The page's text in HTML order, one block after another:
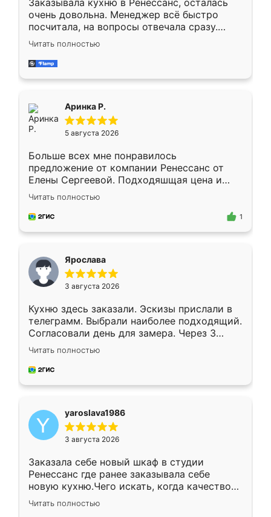
Заказывала кухню в Ренессанс, осталась
очень довольна. Менеджер всё быстро
посчитала, на вопросы отвечала сразу.
Замерщик приехал в субботу, подошёл к
делу со всей ответственностью. Собрали
за день, ребята работали аккуратно, даже
Читать полностью
Аринка Р.
5 августа 2026
Больше всех мне понравилось
предложение от компании Ренессанс от
Елены Сергеевой. Подходяшщая цена и
короткие сроки изготовления. Приехавший
для замера сотрудник Владислав
предложил по моему эскизу самый
Читать полностью
1
Ярослава
3 августа 2026
Кухню здесь заказали. Эскизы прислали в
телеграмм. Выбрали наиболее подходящий.
Согласовали день для замера. Через 3
недели кухня была уже готова. Остались
довольны работой. Спасибо Ренессанс
мебель за качественную работу!
Читать полностью
yaroslava1986
3 августа 2026
Заказала себе новый шкаф в студии
Ренессанс где ранее заказывала себе
новую кухню.Чего искать, когда качеством
вполне довольна. Служит кухня уже почти
два года, нареканий нет.
Читать полностью